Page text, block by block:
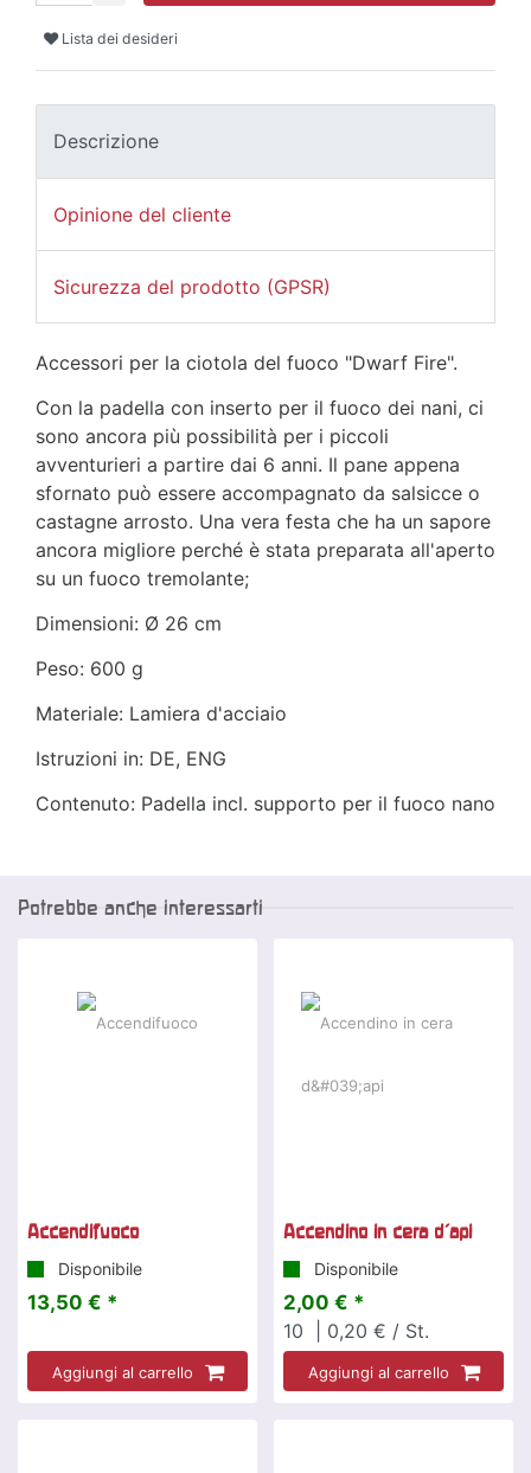
Lista dei desideri
Descrizione
Opinione del cliente
Sicurezza del prodotto (GPSR)
Accessori per la ciotola del fuoco "Dwarf Fire".
Con la padella con inserto per il fuoco dei nani, ci
sono ancora più possibilità per i piccoli
avventurieri a partire dai 6 anni. Il pane appena
sfornato può essere accompagnato da salsicce o
castagne arrosto. Una vera festa che ha un sapore
ancora migliore perché è stata preparata all'aperto
su un fuoco tremolante;
Dimensioni: Ø 26 cm
Peso: 600 g
Materiale: Lamiera d'acciaio
Istruzioni in: DE, ENG
Contenuto: Padella incl. supporto per il fuoco nano
Potrebbe anche interessarti
Accendifuoco
Disponibile
13,50 € *
Aggiungi al carrello
Accendino in cera d'api
Disponibile
2,00 € *
10
| 0,20 € / St.
Aggiungi al carrello